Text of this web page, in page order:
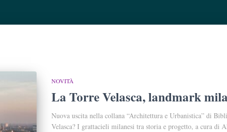
NOVITÀ
La Torre Velasca, landmark
Nuova uscita nella collana “Architettura e Urbanistica” di
Velasca? I grattacieli milanesi tra storia e progetto, a cura di